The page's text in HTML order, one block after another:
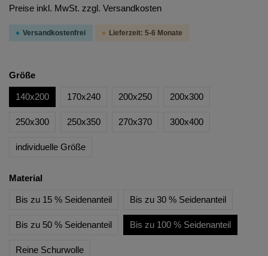
Preise inkl. MwSt. zzgl. Versandkosten
Versandkostenfrei Lieferzeit: 5-6 Monate
Größe
140x200 170x240 200x250 200x300
250x300 250x350 270x370 300x400
individuelle Größe
Material
Bis zu 15 % Seidenanteil Bis zu 30 % Seidenanteil
Bis zu 50 % Seidenanteil Bis zu 100 % Seidenanteil
Reine Schurwolle